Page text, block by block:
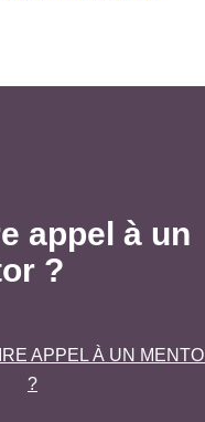
appel à un
?
APPEL À UN
?